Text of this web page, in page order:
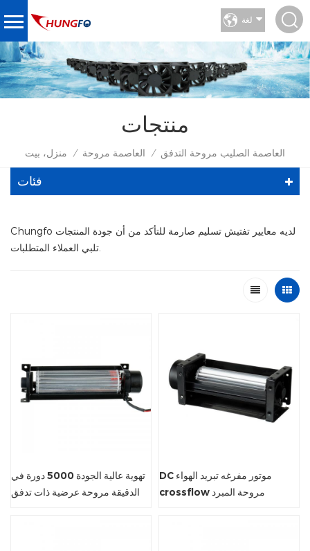
لغة
منتجات
منزل، بيت / العاصمة مروحة / العاصمة الصليب مروحة التدفق
فئات
Chungfo لديه معايير تفتيش تسليم صارمة للتأكد من أن جودة المنتجات
تهوية عالية الجودة 5000 دورة في
الدقيقة مروحة عرضية ذات تدفق
DC موتور مفرغه تبريد الهواء
crossflow مروحة المبرد